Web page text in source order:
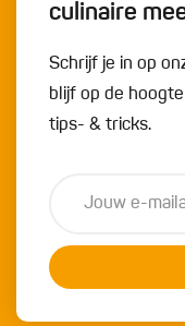
culinaire
Schrijf je in op
blijf op de
tips- & tricks.